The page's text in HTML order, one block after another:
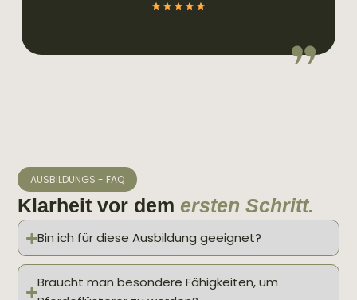
AUSBILDUNGS - FAQ
Klarheit vor demersten Schritt.
Bin ich für diese Ausbildung geeignet?
Braucht man besondere Fähigkeiten, um